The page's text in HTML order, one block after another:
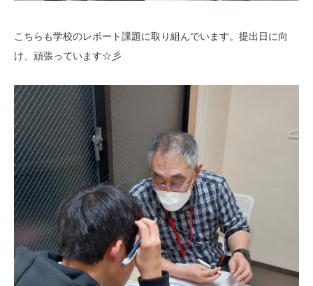
こちらも学校のレポート課題に取り組んでいます。提出日に向
け、頑張っています☆彡